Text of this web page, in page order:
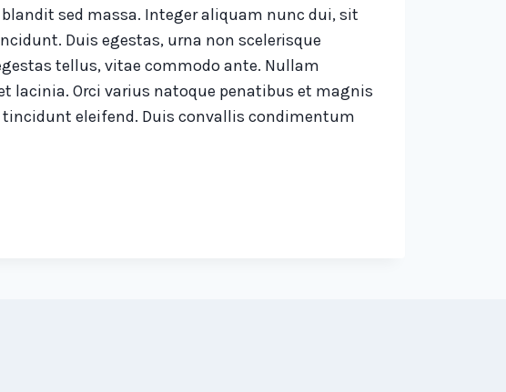
sed massa. Integer aliquam nunc dui, sit
Duis egestas, urna non scelerisque
tellus, vitae commodo ante. Nullam
lacinia. Orci varius natoque penatibus et magnis
eleifend. Duis convallis condimentum